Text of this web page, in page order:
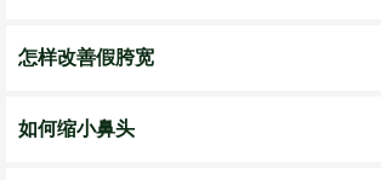
怎样改善假胯宽
如何缩小鼻头